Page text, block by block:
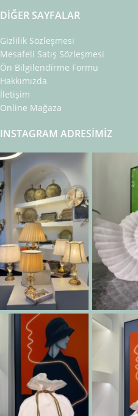
DIĞER SAYFALAR
Gizlilik Sözleşmesi
Mesafeli Satış Sözleşmesi
Ön Bilgilendirme Formu
Hakkımızda
İletişim
Online Mağaza
INSTAGRAM ADRESIMIZ